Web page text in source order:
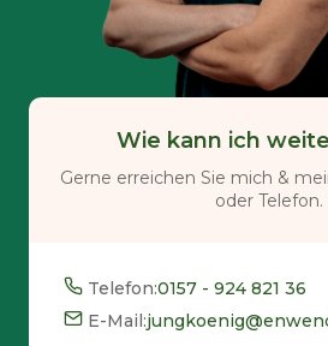
Wie kann ich
Gerne erreichen Sie mich &
oder Telefon.
Telefon:0157 - 924 821 36
E-Mail: